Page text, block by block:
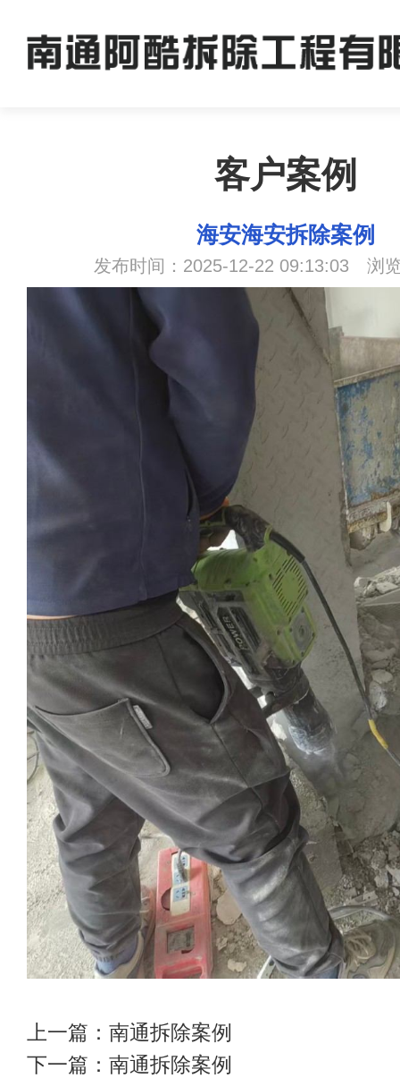
客户案例
海安海安拆除案例
发布时间：2025-12-22 09:13:03 浏
上一篇： 南通拆除案例
下一篇： 南通拆除案例